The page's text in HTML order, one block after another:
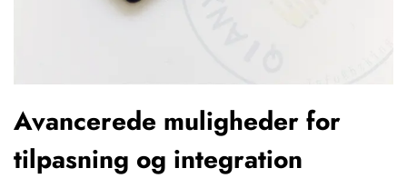
Avancerede muligheder for
tilpasning og integration